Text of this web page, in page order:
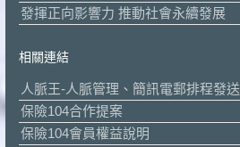
發揮正向影響力 推動社會永續發展
相關連結
人脈王-人脈管理、簡訊電郵排程發送
保險104合作提案
保險104會員權益說明